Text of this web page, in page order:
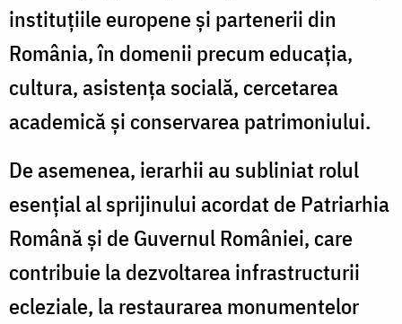
instituțiile europene și partenerii din
România, în domenii precum educația,
cultura, asistența socială, cercetarea
academică și conservarea patrimoniului.
De asemenea, ierarhii au subliniat rolul
esențial al sprijinului acordat de Patriarhia
Română și de Guvernul României, care
contribuie la dezvoltarea infrastructurii
ecleziale, la restaurarea monumentelor